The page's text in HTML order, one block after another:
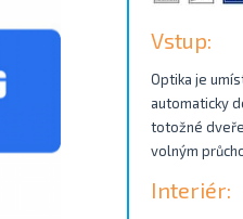
Vstup:
Optika je
automaticky
totožné
volným
Interiér: